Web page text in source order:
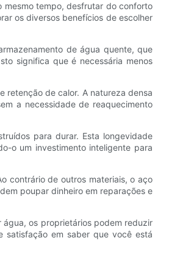
mesmo tempo, desfrutar do conforto
os diversos benefícios de escolher
de água quente, que
significa que é necessária menos
retenção de calor. A natureza densa
a necessidade de reaquecimento
para durar. Esta longevidade
o um investimento inteligente para
contrário de outros materiais, o aço
poupar dinheiro em reparações e
os proprietários podem reduzir
satisfação em saber que você está